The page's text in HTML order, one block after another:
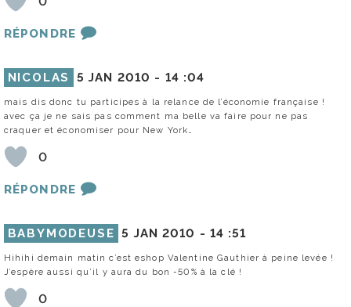
RÉPONDRE
NICOLAS 5 JAN 2010 - 14 :04
mais dis donc tu participes à la relance de l’économie française !
avec ça je ne sais pas comment ma belle va faire pour ne pas
craquer et économiser pour New York…
0
RÉPONDRE
BABYMODEUSE 5 JAN 2010 - 14 :51
Hihihi demain matin c’est eshop Valentine Gauthier à peine levée !
J’espère aussi qu’il y aura du bon -50% à la clé !
0